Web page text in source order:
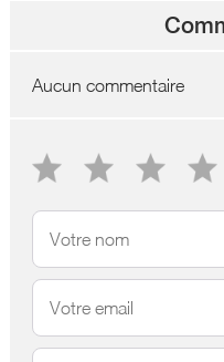
Aucun commentaire